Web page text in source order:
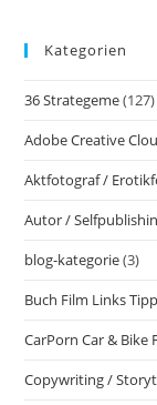
Kategorien
36 Strategeme(127)
Adobe Creative
Aktfotograf /
Autor /
blog-kategorie(3)
Buch Film Links
CarPorn Car & Bike
Copywriting /